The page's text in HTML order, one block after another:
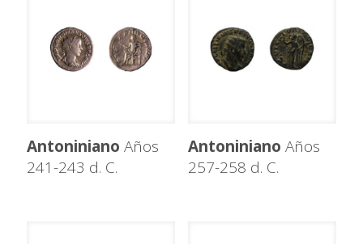
Antoniniano Años
241-243 d. C.
Antoniniano Años
257-258 d. C.